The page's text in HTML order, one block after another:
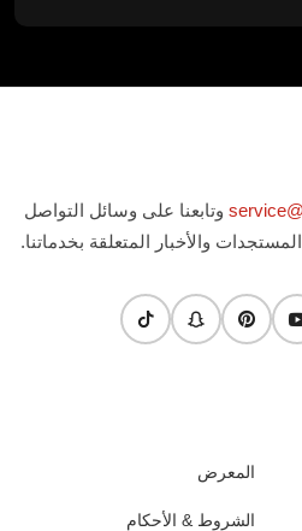
وتابعنا على وسائل التواصل
والأخبار المتعلقة بخدماتنا.
المعرض
الشروط & الأحكام